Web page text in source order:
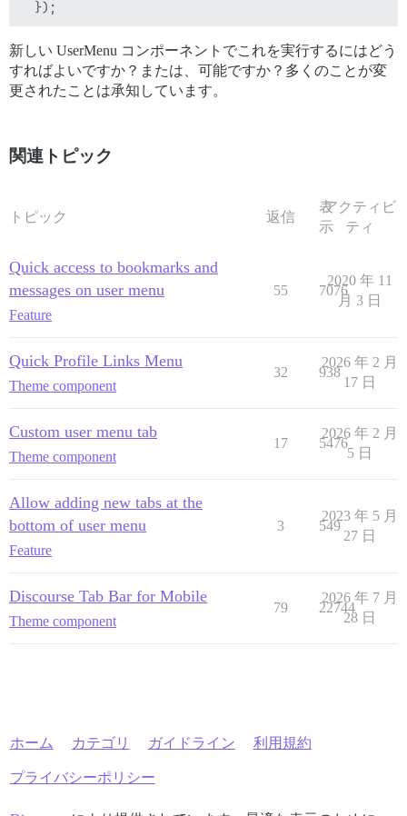
新しい UserMenu コンポーネントでこれを実行するにはどう
すればよいですか？または、可能ですか？多くのことが変
更されたことは承知しています。
関連トピック
トピック 返信
表
示
アクティビ
ティ
Quick access to bookmarks and
messages on user menu
Feature
55 7076
2020 年 11
月 3 日
Quick Profile Links Menu
Theme component
32 938
2026 年 2 月
17 日
Custom user menu tab
Theme component
17 5476
2026 年 2 月
5 日
Allow adding new tabs at the
bottom of user menu
Feature
3 549
2023 年 5 月
27 日
Discourse Tab Bar for Mobile
Theme component
79 22744
2026 年 7 月
28 日
ホーム カテゴリ ガイドライン 利用規約
プライバシーポリシー